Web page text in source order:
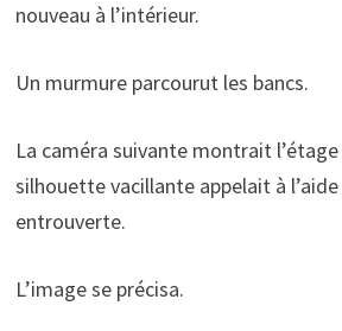
nouveau à l’intérieur.
Un murmure parcourut les bancs.
La caméra suivante montrait
silhouette vacillante appelait à
entrouverte.
L’image se précisa.